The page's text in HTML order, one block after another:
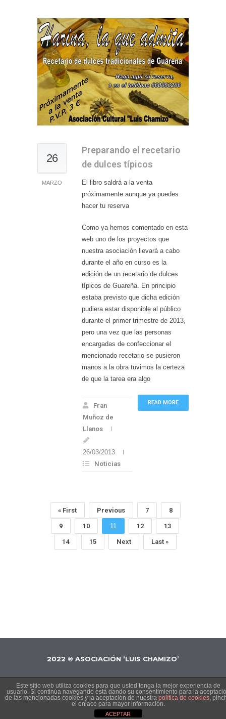
26
MARZO
Preparando el recetario
de dulces típicos
El libro saldrá a la venta
próximamente aunque ya puedes
hacer tu reserva
Como ya hemos comentado en esta
web uno de los proyectos que
nuestra asociación llevará a cabo
durante el año en curso es la
edición de un recetario de dulces
típicos de Guareña. En principio
estaba previsto que dicha edición
pudiera estar disponible al público
durante el primer trimestre de 2013,
pero una vez que las personas
encargadas de confeccionar el
mencionado recetario se pusieron
manos a la obra tuvimos la certeza
de que la tarea era algo
READ MORE
Fran
Muñoz de
Llanos
26/03/2013
Noticias
« First Previous 7 8
9 10 11 12 13
14 15 Next Last »
2022 © ASOCIACIÓN ‘LUIS CHAMIZO’
Este sitio web utiliza cookies para que usted tenga la mejor experiencia de
usuario. Si continúa navegando está dando su consentimiento para la
de las mencionadas cookies y la aceptación de nuestra política de cookies,
el enlace para mayor información.
ACEPTAR